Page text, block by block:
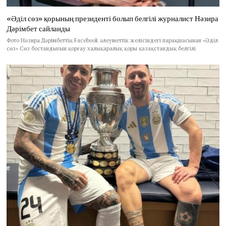
«Әділ сөз» қорының президенті болып белгілі журналист Нәзира
Дәрімбет сайланды
Фото Нәзира Дәрімбеттің Facebook әлеуметтік желісіндегі парақшасынан «Әділ
сөз» Сөз бостандығын қорғау халықаралық қоры қазақстандық белгілі